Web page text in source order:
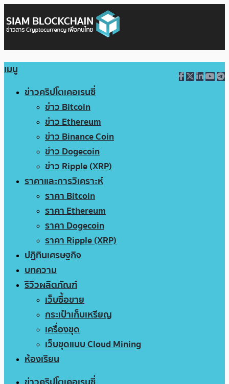
เมนู
ข่าวคริปโตเคอเรนซี่
ข่าว Bitcoin
ข่าว Ethereum
ข่าว Binance Coin
ข่าว Dogecoin
ข่าว Ripple (XRP)
ราคาและการวิเคราะห์
ราคา Bitcoin
ราคา Ethereum
ราคา Dogecoin
ราคา Ripple (XRP)
ปฏิทินเศรษฐกิจ
บทความ
รีวิวผลิตภัณฑ์
เว็บซื้อขาย
กระเป๋าเก็บเหรียญ
เครื่องขุด
เว็บขุดแบบ Cloud Mining
ห้องเรียน